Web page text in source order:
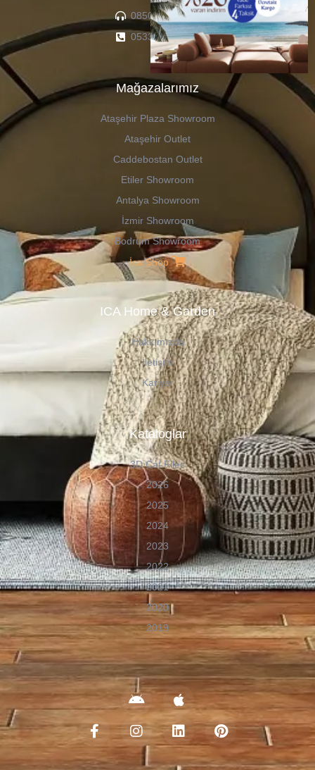
0850 307 04 22
0533 336 71 13
Mağazalarımız
Ataşehir Plaza Showroom
Ataşehir Outlet
Caddebostan Outlet
Etiler Showroom
Antalya Showroom
İzmir Showroom
Bodrum Showroom
İca Shop
ICA Home & Garden
Hakkımızda
İletişim
Kariyer
Kataloglar
3D Cat Files
2026
2025
2024
2023
2022
2021
2020
2019